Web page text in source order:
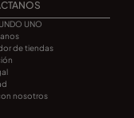
UNO
de tiendas
nosotros